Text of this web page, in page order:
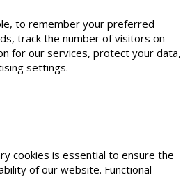
to remember your preferred
track the number of visitors on
for our services, protect your data,
settings.
cookies is essential to ensure the
of our website. Functional